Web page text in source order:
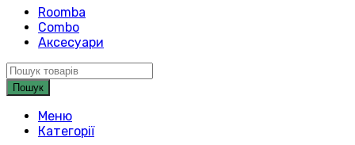
Roomba
Combo
Аксесуари
Пошук
Меню
Категорії